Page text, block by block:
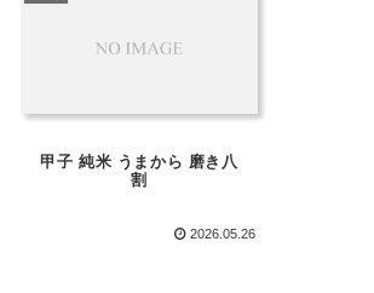
甲子 純米 うまから 磨き八
割
2026.05.26